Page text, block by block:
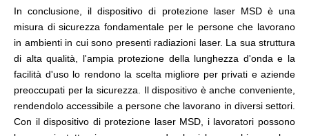
In conclusione, il dispositivo di protezione laser MSD è una
misura di sicurezza fondamentale per le persone che lavorano
in ambienti in cui sono presenti radiazioni laser. La sua struttura
di alta qualità, l'ampia protezione della lunghezza d'onda e la
facilità d'uso lo rendono la scelta migliore per privati ​​e aziende
preoccupati per la sicurezza. Il dispositivo è anche conveniente,
rendendolo accessibile a persone che lavorano in diversi settori.
Con il dispositivo di protezione laser MSD, i lavoratori possono